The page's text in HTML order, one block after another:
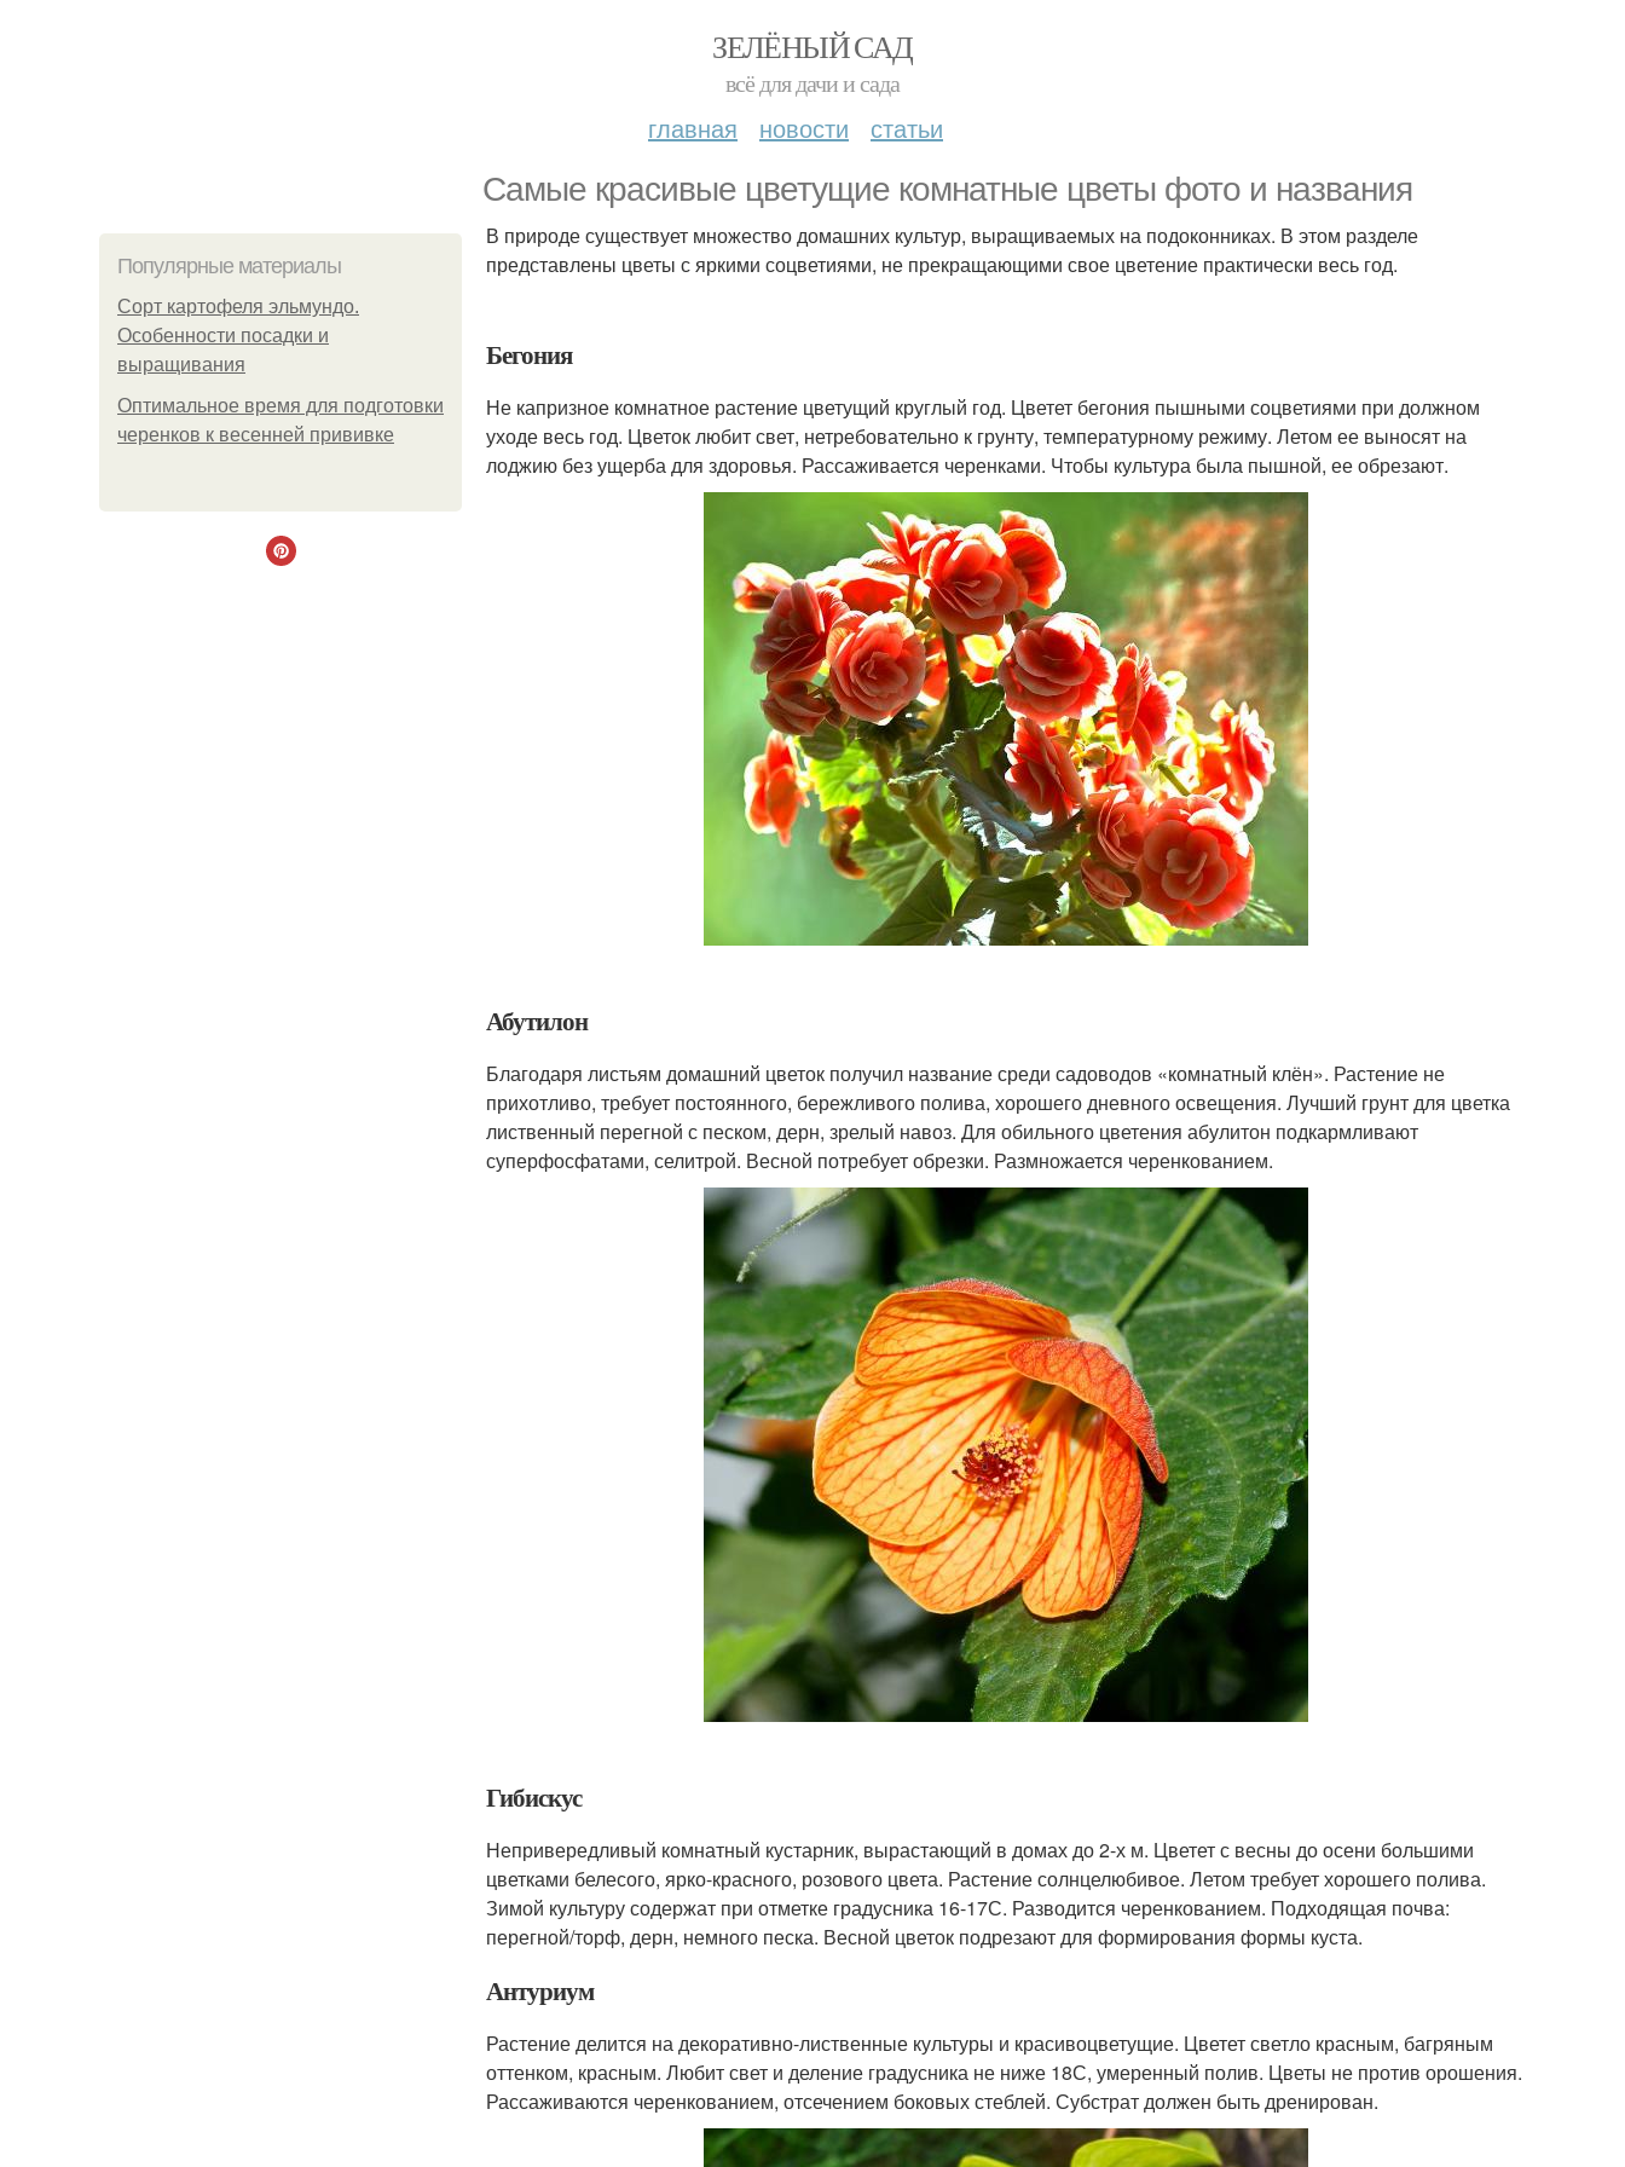
ЗЕЛЁНЫЙ САД
всё для дачи и сада
главная новости статьи
Самые красивые цветущие комнатные цветы фото и названия
Популярные материалы
Сорт картофеля эльмундо.
Особенности посадки и
выращивания
Оптимальное время для подготовки
черенков к весенней прививке
В природе существует множество домашних культур, выращиваемых на подоконниках. В этом разделе
представлены цветы с яркими соцветиями, не прекращающими свое цветение практически весь год.
Бегония
Не капризное комнатное растение цветущий круглый год. Цветет бегония пышными соцветиями при должном
уходе весь год. Цветок любит свет, нетребовательно к грунту, температурному режиму. Летом ее выносят на
лоджию без ущерба для здоровья. Рассаживается черенками. Чтобы культура была пышной, ее обрезают.
Абутилон
Благодаря листьям домашний цветок получил название среди садоводов «комнатный клён». Растение не
прихотливо, требует постоянного, бережливого полива, хорошего дневного освещения. Лучший грунт для цветка
лиственный перегной с песком, дерн, зрелый навоз. Для обильного цветения абулитон подкармливают
суперфосфатами, селитрой. Весной потребует обрезки. Размножается черенкованием.
Гибискус
Непривередливый комнатный кустарник, вырастающий в домах до 2-х м. Цветет с весны до осени большими
цветками белесого, ярко-красного, розового цвета. Растение солнцелюбивое. Летом требует хорошего полива.
Зимой культуру содержат при отметке градусника 16-17С. Разводится черенкованием. Подходящая почва:
перегной/торф, дерн, немного песка. Весной цветок подрезают для формирования формы куста.
Антуриум
Растение делится на декоративно-лиственные культуры и красивоцветущие. Цветет светло красным, багряным
оттенком, красным. Любит свет и деление градусника не ниже 18С, умеренный полив. Цветы не против орошения.
Рассаживаются черенкованием, отсечением боковых стеблей. Субстрат должен быть дренирован.